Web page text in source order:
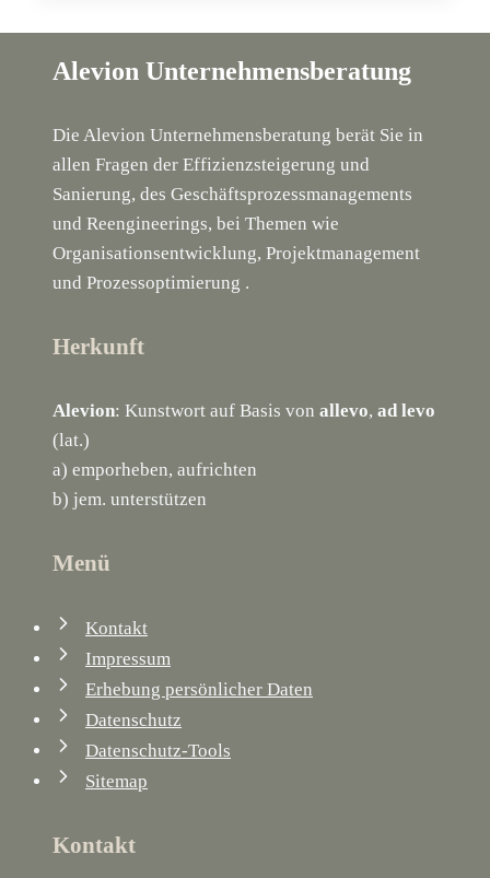
Alevion Unternehmensberatung
Die Alevion Unternehmensberatung berät Sie in
allen Fragen der Effizienzsteigerung und
Sanierung, des Geschäftsprozessmanagements
und Reengineerings, bei Themen wie
Organisationsentwicklung, Projektmanagement
und Prozessoptimierung .
Herkunft
Alevion: Kunstwort auf Basis von allevo, ad levo
(lat.)
a) emporheben, aufrichten
b) jem. unterstützen
Menü
Kontakt
Impressum
Erhebung persönlicher Daten
Datenschutz
Datenschutz-Tools
Sitemap
Kontakt